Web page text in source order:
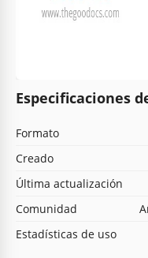
Especificaciones
Formato
Creado
Última actualización
Comunidad
Estadísticas de uso